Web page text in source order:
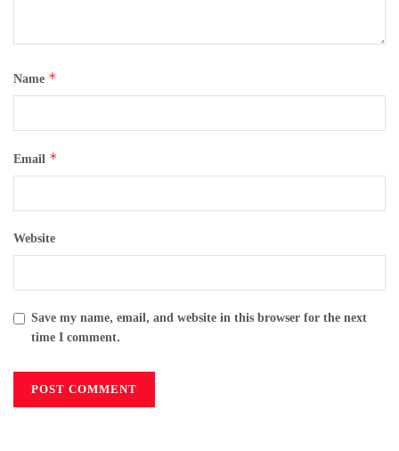
Name *
Email *
Website
Save my name, email, and website in this browser for the next
time I comment.